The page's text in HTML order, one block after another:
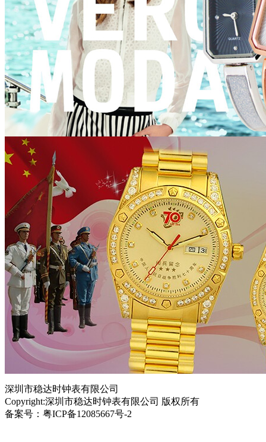
深圳市稳达时钟表有限公司
Copyright:深圳市稳达时钟表有限公司 版权所有
备案号：粤ICP备12085667号-2